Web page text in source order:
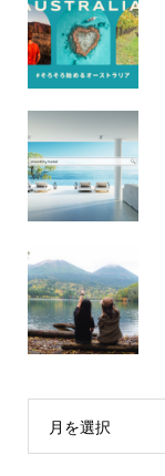
月を選択